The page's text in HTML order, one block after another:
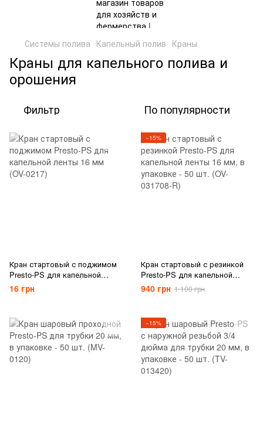
Системы полива Капельный полив Краны
Краны для капельного полива и
орошения
Фильтр По популярности
Кран стартовый с поджимом
Presto-PS для капельной
ленты 16 мм (OV-0217)
16 грн
−15%
Кран стартовый с резинкой
Presto-PS для капельной
ленты 16 мм, в упаковке - 50
шт. (OV-031708-R)
940 грн 1 100 грн
−15%